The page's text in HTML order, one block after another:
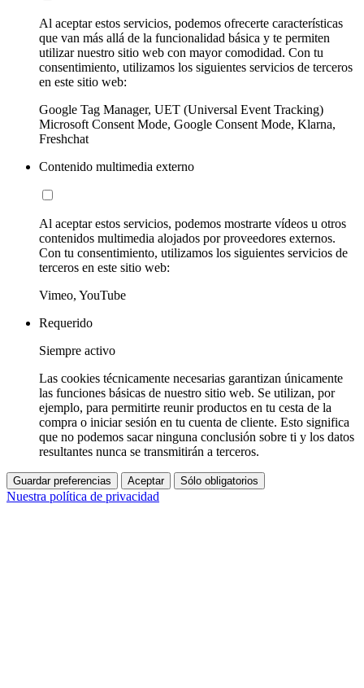
Al aceptar estos servicios, podemos ofrecerte características
que van más allá de la funcionalidad básica y te permiten
utilizar nuestro sitio web con mayor comodidad. Con tu
consentimiento, utilizamos los siguientes servicios de terceros
en este sitio web:
Google Tag Manager, UET (Universal Event Tracking)
Microsoft Consent Mode, Google Consent Mode, Klarna,
Freshchat
Contenido multimedia externo
Al aceptar estos servicios, podemos mostrarte vídeos u otros
contenidos multimedia alojados por proveedores externos.
Con tu consentimiento, utilizamos los siguientes servicios de
terceros en este sitio web:
Vimeo, YouTube
Requerido
Siempre activo
Las cookies técnicamente necesarias garantizan únicamente
las funciones básicas de nuestro sitio web. Se utilizan, por
ejemplo, para permitirte reunir productos en tu cesta de la
compra o iniciar sesión en tu cuenta de cliente. Esto significa
que no podemos sacar ninguna conclusión sobre ti y los datos
resultantes nunca se transmitirán a terceros.
Guardar preferencias Aceptar Sólo obligatorios
Nuestra política de privacidad